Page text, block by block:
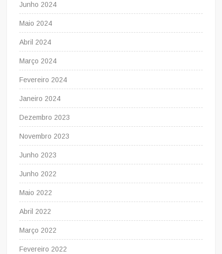
Junho 2024
Maio 2024
Abril 2024
Março 2024
Fevereiro 2024
Janeiro 2024
Dezembro 2023
Novembro 2023
Junho 2023
Junho 2022
Maio 2022
Abril 2022
Março 2022
Fevereiro 2022